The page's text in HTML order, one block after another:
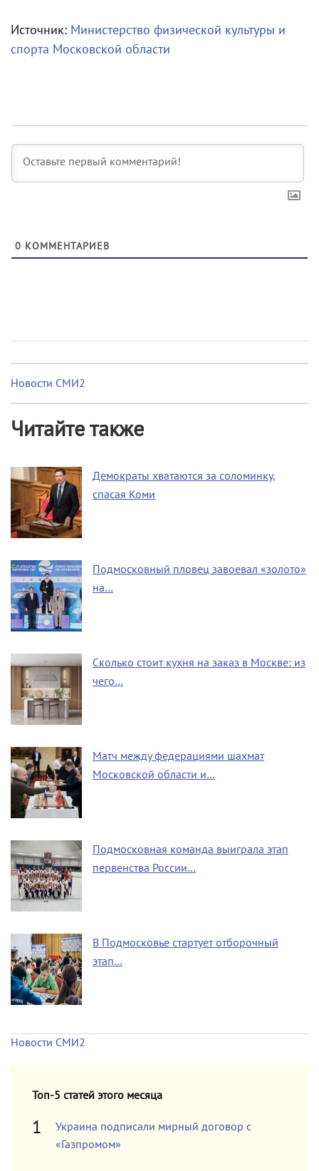
Источник: Министерство физической культуры и
спорта Московской области
0 КОММЕНТАРИЕВ
Новости СМИ2
Читайте также
Демократы хватаются за соломинку,
спасая Коми
Подмосковный пловец завоевал «золото»
на…
Сколько стоит кухня на заказ в Москве: из
чего…
Матч между федерациями шахмат
Московской области и…
Подмосковная команда выиграла этап
первенства России…
В Подмосковье стартует отборочный
этап…
Новости СМИ2
Топ-5 статей этого месяца
Украина подписали мирный договор с
«Газпромом»